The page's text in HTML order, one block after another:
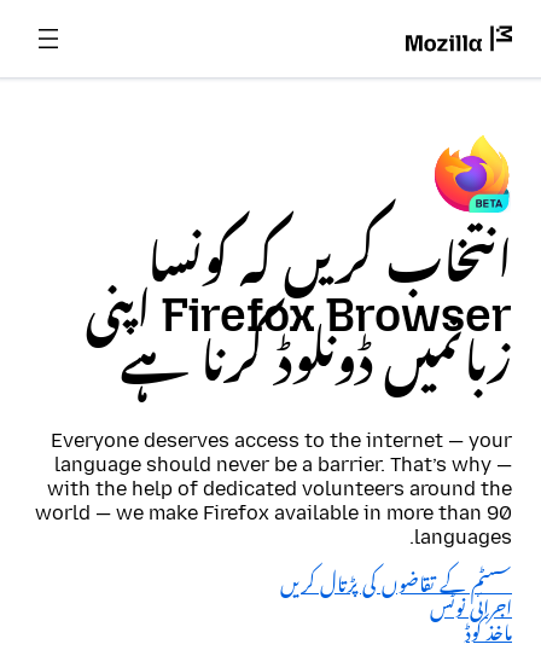
انتخاب کریں کہ کونسا
Firefox Browser اپنی
زبانمیں ڈونلوڈ کرنا ہے
Everyone deserves access to the internet — your
language should never be a barrier. That’s why —
with the help of dedicated volunteers around the
world — we make Firefox available in more than 90
languages.
سسٹم کے تقاضوں کی پڑتال کریں
اجرائی نوٹس
ماخذ کوڈ